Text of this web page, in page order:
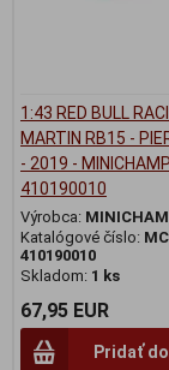
1:43 RED BULL
MARTIN RB15 -
- 2019 -
410190010
Výrobca:
Katalógové číslo:
410190010
Skladom: 1 ks
67,95 EUR
Pridať